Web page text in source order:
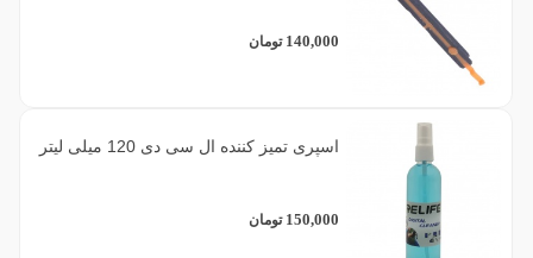
140,000 تومان
اسپری تمیز کننده ال سی دی 120 میلی لیتر
150,000 تومان